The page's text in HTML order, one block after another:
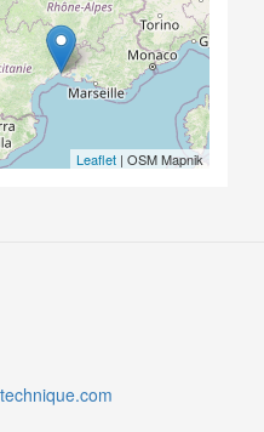
Leaflet | OSM Mapnik